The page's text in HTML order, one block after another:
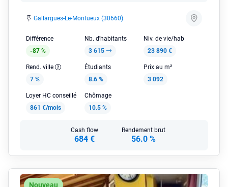
Gallargues-Le-Montueux (30660)
Différence
-87 %
Nb. d'habitants
3 615
Niv. de vie/hab
23 890 €
Rend. ville
7 %
Étudiants
8.6 %
Prix au m²
3 092
Loyer HC conseillé
861 €/mois
Chômage
10.5 %
Cash flow
684 €
Rendement brut
56.0 %
Nouveau